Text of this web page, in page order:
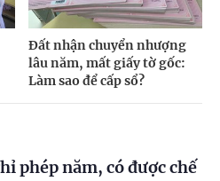
Đất nhận chuyển nhượng
lâu năm, mất giấy tờ gốc:
Làm sao để cấp sổ?
phép năm, có được chế